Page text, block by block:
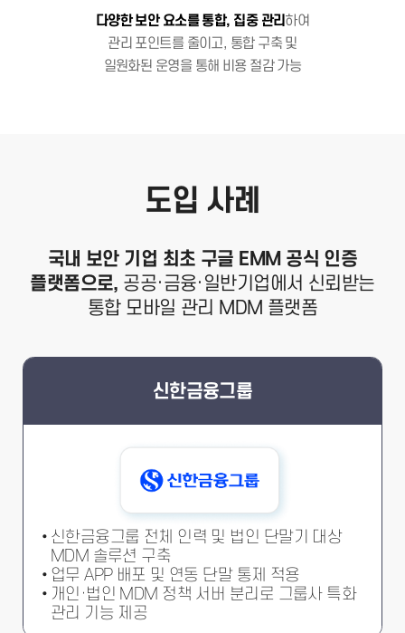
다양한 보안 요소를 통합, 집중 관리하여
관리 포인트를 줄이고, 통합 구축 및
일원화된 운영을 통해 비용 절감 가능
도입 사례
국내 보안 기업 최초 구글 EMM 공식 인증
플랫폼으로, 공공·금융·일반기업에서 신뢰받는
통합 모바일 관리 MDM 플랫폼
신한금융그룹
신한금융그룹 전체 인력 및 법인 단말기 대상
MDM 솔루션 구축
업무 APP 배포 및 연동 단말 통제 적용
개인·법인 MDM 정책 서버 분리로 그룹사 특화
관리 기능 제공